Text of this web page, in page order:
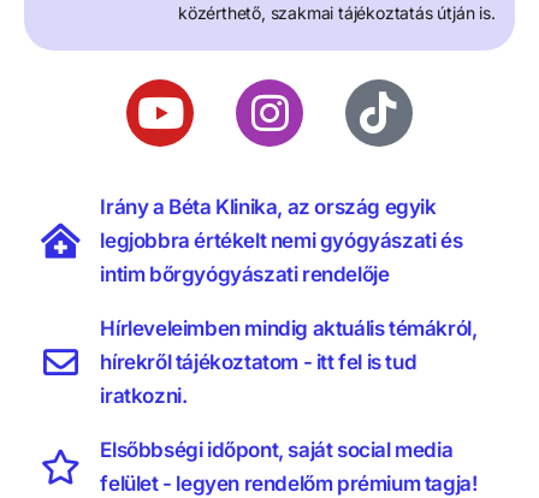
közérthető, szakmai tájékoztatás útján is.
Irány a Béta Klinika, az ország egyik
legjobbra értékelt nemi gyógyászati és
intim bőrgyógyászati rendelője
Hírleveleimben mindig aktuális témákról,
hírekről tájékoztatom - itt fel is tud
iratkozni.
Elsőbbségi időpont, saját social media
felület - legyen rendelőm prémium tagja!